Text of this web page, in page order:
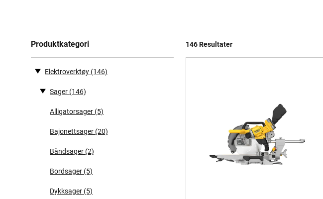
Produktkategori
Elektroverktøy (146)
Sager (146)
Alligatorsager (5)
Bajonettsager (20)
Båndsager (2)
Bordsager (5)
Dykksager (5)
146 Resultater